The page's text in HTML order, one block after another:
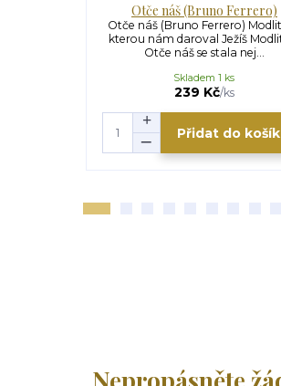
Otče náš (Bruno Ferrero)
Otče náš (Bruno Ferrero)
kterou nám daroval Ježíš
Otče náš se stala nej...
239 Kč/ks
Skladem 1 ks
Přidat do